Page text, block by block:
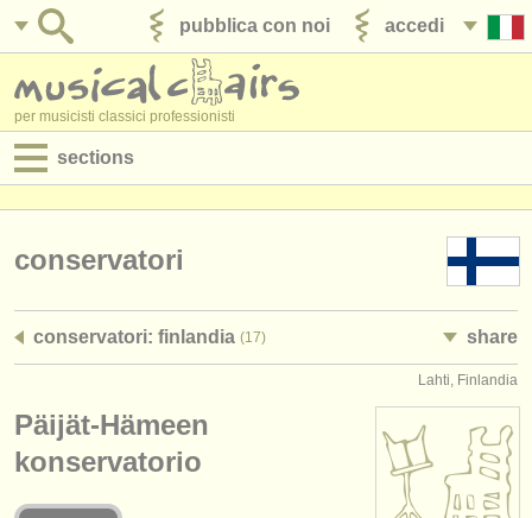
accedi
pubblica con noi
per musicisti classici professionisti
sections
jobs - amministrazione
corsi
concorsi/
conservatori
conservatori: finlandia (17) share
Lahti, Finlandia
Päijät-Hämeen
konservatorio